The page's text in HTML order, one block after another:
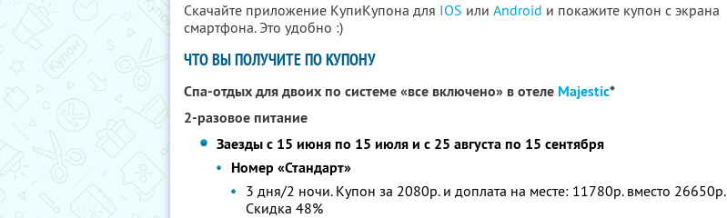
Скачайте приложение КупиКупона для IOS или Android и покажите купон с экрана
смартфона. Это удобно :)
ЧТО ВЫ ПОЛУЧИТЕ ПО КУПОНУ
Спа-отдых для двоих по системе «все включено» в отеле Majestic*
2-разовое питание
Заезды с 15 июня по 15 июля и с 25 августа по 15 сентября
Номер «Стандарт»
3 дня/2 ночи. Купон за 2080р. и доплата на месте: 11780р. вместо 26650р.
Скидка 48%